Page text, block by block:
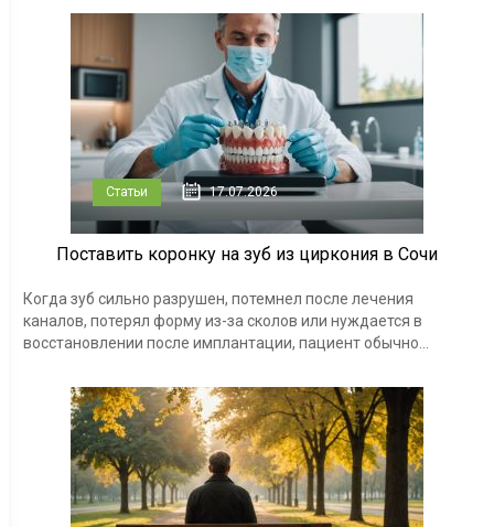
Статьи 17.07.2026
Поставить коронку на зуб из циркония в Сочи
Когда зуб сильно разрушен, потемнел после лечения
каналов, потерял форму из-за сколов или нуждается в
восстановлении после имплантации, пациент обычно...